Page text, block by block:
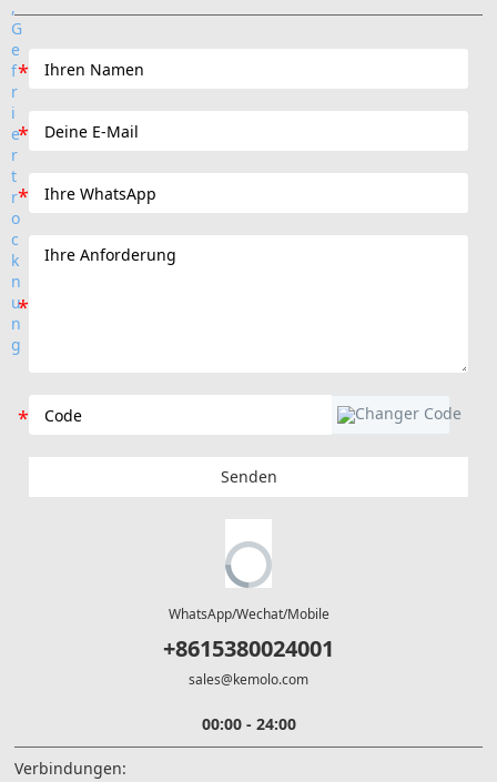
Senden
WhatsApp/Wechat/Mobile
+8615380024001
sales@kemolo.com
00:00 - 24:00
Verbindungen: